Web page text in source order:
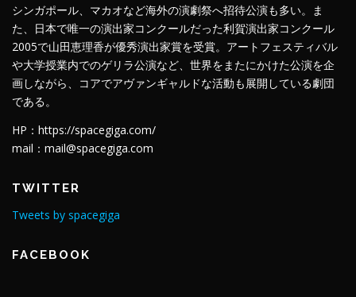
シンガポール、マカオなど海外の演劇祭へ招待公演も多い。ま
た、日本で唯一の演出家コンクールだった利賀演出家コンクール
2005で山田恵理香が優秀演出家賞を受賞。アートフェスティバル
や大学授業内でのゲリラ公演など、世界をまたにかけた公演を企
画しながら、コアでアヴァンギャルドな活動も展開している劇団
である。
HP：https://spacegiga.com/
mail：mail@spacegiga.com
TWITTER
Tweets by spacegiga
FACEBOOK